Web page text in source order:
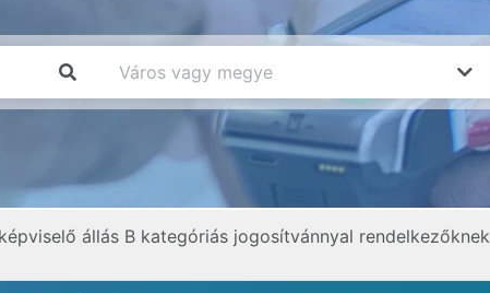
állás B kategóriás jogosítvánnyal rendelkezőknek